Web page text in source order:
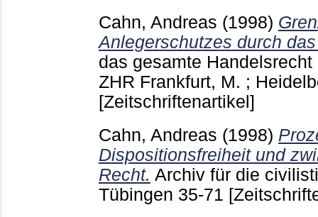
Cahn, Andreas (1998)
Anlegerschutzes durch
das gesamte
ZHR Frankfurt, M. ;
[Zeitschriftenartikel]
Cahn, Andreas (1998)
Dispositionsfreiheit und
Recht. Archiv für die
Tübingen 35-71